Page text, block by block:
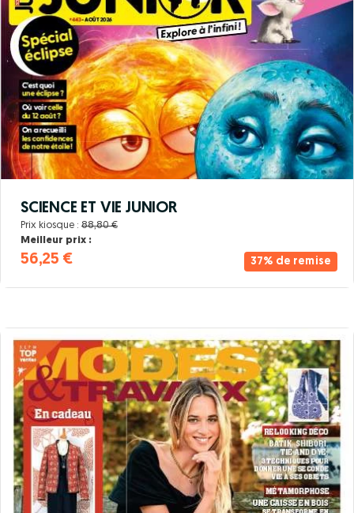
37% de remise
SCIENCE ET VIE JUNIOR
Prix kiosque : 88,80 €
Meilleur prix :
56,25 €